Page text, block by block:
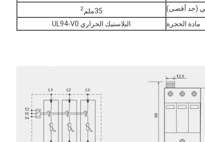
(حد أقصى) 35ملم 2
مادة الحجرة البلاستيك الحراري UL94-V0